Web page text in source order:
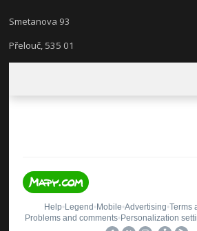
Smetanova 93
Přelouč, 535 01